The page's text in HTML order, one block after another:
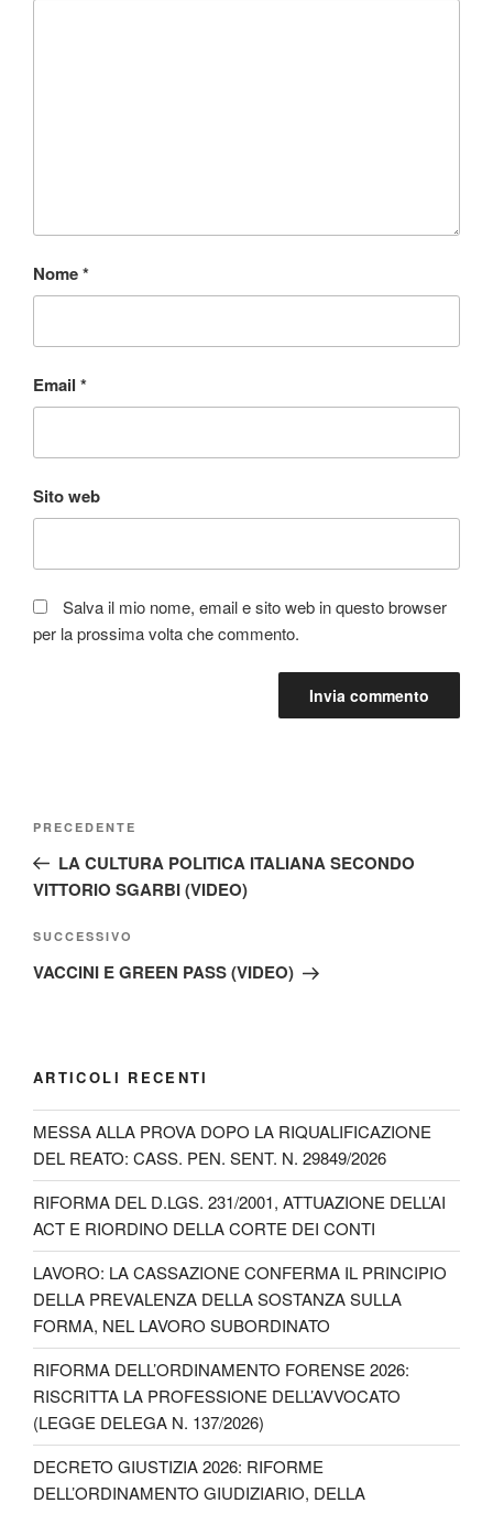
Nome*
Email *
Sito web
Salva il mio nome, email e sito web in questo browser
per la prossima volta che commento.
Articolo
precedente:
PRECEDENTE
LA CULTURA POLITICA ITALIANA SECONDO
VITTORIO SGARBI (VIDEO)
Articolo
successivo
SUCCESSIVO
VACCINI E GREEN PASS (VIDEO)
ARTICOLI RECENTI
MESSA ALLA PROVA DOPO LA RIQUALIFICAZIONE
DEL REATO: CASS. PEN. SENT. N. 29849/2026
RIFORMA DEL D.LGS. 231/2001, ATTUAZIONE DELL’AI
ACT E RIORDINO DELLA CORTE DEI CONTI
LAVORO: LA CASSAZIONE CONFERMA IL PRINCIPIO
DELLA PREVALENZA DELLA SOSTANZA SULLA
FORMA, NEL LAVORO SUBORDINATO
RIFORMA DELL’ORDINAMENTO FORENSE 2026:
RISCRITTA LA PROFESSIONE DELL’AVVOCATO
(LEGGE DELEGA N. 137/2026)
DECRETO GIUSTIZIA 2026: RIFORME
DELL’ORDINAMENTO GIUDIZIARIO, DELLA